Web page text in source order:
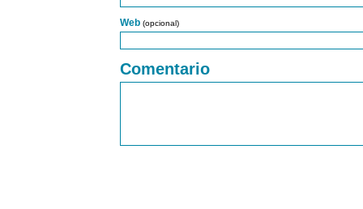
Web (opcional)
Comentario